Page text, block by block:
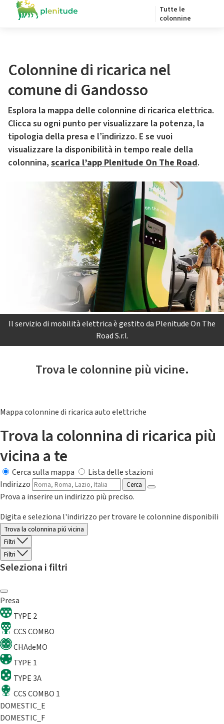
Tutte le
colonnine
Colonnine di ricarica nel
comune di Gandosso
Esplora la mappa delle colonnine di ricarica elettrica.
Clicca su ogni punto per visualizzare la potenza, la
tipologia della presa e l’indirizzo. E se vuoi
visualizzare la disponibilità in tempo reale della
colonnina, scarica l’app Plenitude On The Road.
Il servizio di mobilità elettrica è gestito da Plenitude On The
Road S.r.l.
Trova le colonnine più vicine.
Mappa colonnine di ricarica auto elettriche
Trova la colonnina di ricarica più
vicina a te
Cerca sulla mappa
Lista delle stazioni
Indirizzo
Cerca
Prova a inserire un indirizzo più preciso.
Digita e seleziona l'indirizzo per trovare le colonnine disponibili
Trova la colonnina piú vicina
Filtri
Filtri
Seleziona i filtri
Presa
TYPE 2
CCS COMBO
CHAdeMO
TYPE 1
TYPE 3A
CCS COMBO 1
DOMESTIC_E
DOMESTIC_F